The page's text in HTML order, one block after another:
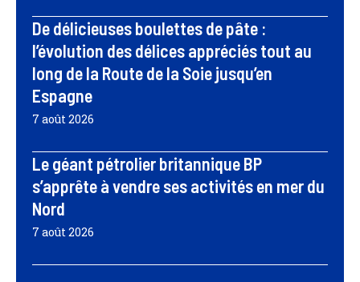
De délicieuses boulettes de pâte :
l’évolution des délices appréciés tout au
long de la Route de la Soie jusqu’en
Espagne
7 août 2026
Le géant pétrolier britannique BP
s’apprête à vendre ses activités en mer du
Nord
7 août 2026